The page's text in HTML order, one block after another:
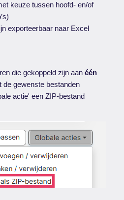
keuze tussen hoofd- en/of
exporteerbaar naar Excel
die gekoppeld zijn aanéén
de gewenste bestanden
actie' een ZIP-bestand